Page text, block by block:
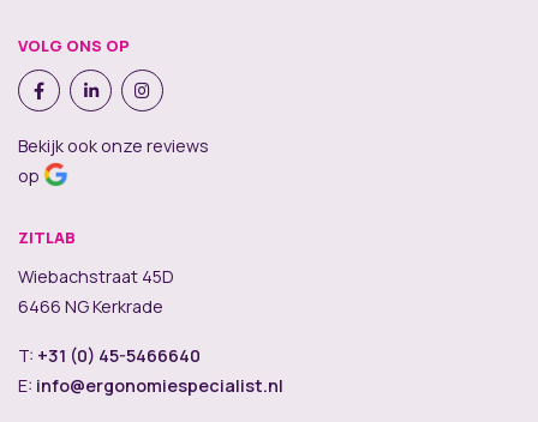
VOLG ONS OP
Bekijk ook onze reviews
op
ZITLAB
Wiebachstraat 45D
6466 NG Kerkrade
T: +31 (0) 45-5466640
E: info@ergonomiespecialist.nl